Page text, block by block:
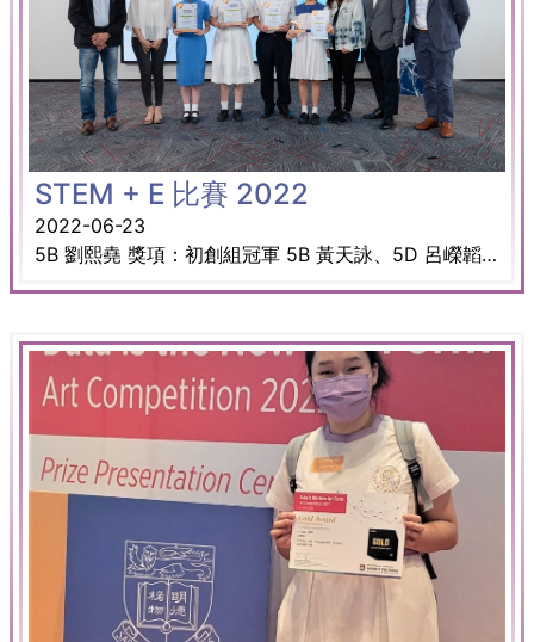
STEM + E 比賽 2022
2022-06-23
5B 劉熙堯 獎項：初創組冠軍 5B 黃天詠、5D 呂嶸韜 獎項：Most Valuable Players